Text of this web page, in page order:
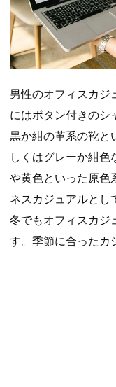
男性のオフィスカジ
にはボタン付きのシ
黒か紺の革系の靴と
しくはグレーか紺
や黄色といった原色
ネスカジュアルとし
冬でもオフィスカジ
す。季節に合ったカ